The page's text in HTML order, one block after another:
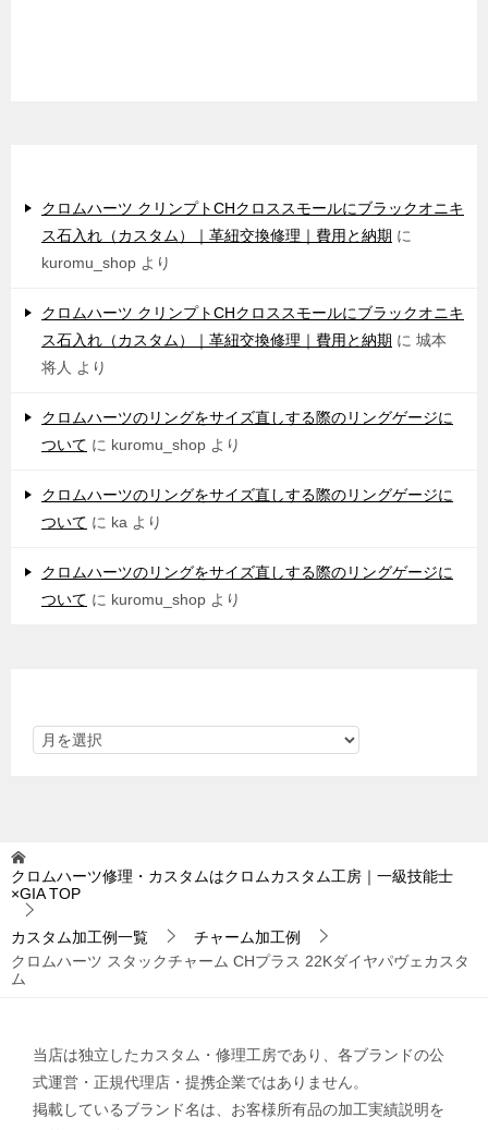
クロムハーツ クリンプトCHクロススモールにブラックオニキ
ス石入れ（カスタム）｜革紐交換修理｜費用と納期 に
kuromu_shop より
クロムハーツ クリンプトCHクロススモールにブラックオニキ
ス石入れ（カスタム）｜革紐交換修理｜費用と納期 に 城本
将人 より
クロムハーツのリングをサイズ直しする際のリングゲージに
ついて に kuromu_shop より
クロムハーツのリングをサイズ直しする際のリングゲージに
ついて に ka より
クロムハーツのリングをサイズ直しする際のリングゲージに
ついて に kuromu_shop より
クロムハーツ修理・カスタムはクロムカスタム工房｜一級技能士
×GIATOP
カスタム加工例一覧
チャーム加工例
クロムハーツ スタックチャーム CHプラス 22Kダイヤパヴェカスタ
ム
当店は独立したカスタム・修理工房であり、各ブランドの公
式運営・正規代理店・提携企業ではありません。
掲載しているブランド名は、お客様所有品の加工実績説明を